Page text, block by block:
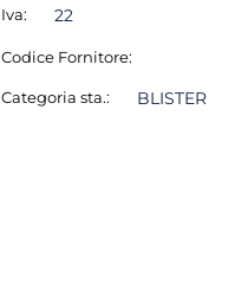
Iva: 22
Codice Fornitore:
Categoria sta.: BLISTER